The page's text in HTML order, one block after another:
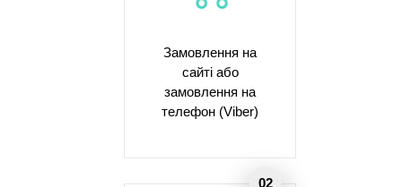
Замовлення на
сайті або
замовлення на
телефон (Viber)